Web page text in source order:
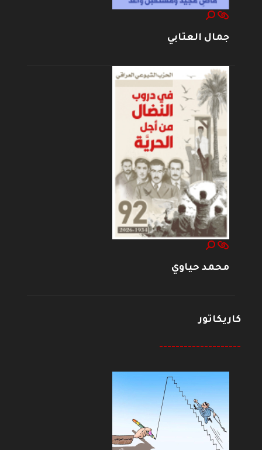
جمال العتابي
محمد حياوي
كاريكاتور
--------------------